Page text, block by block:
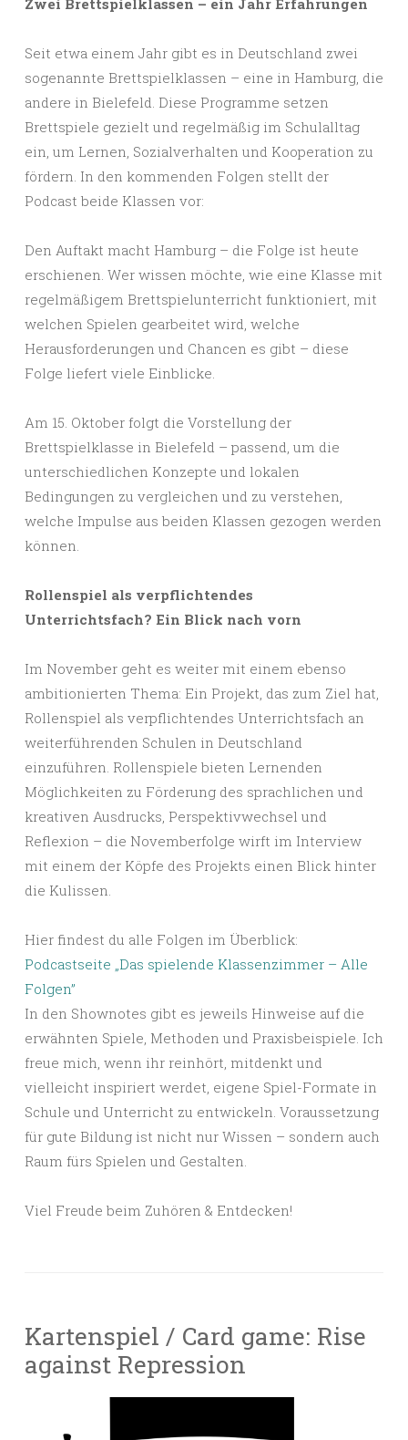
Zwei Brettspielklassen – ein Jahr Erfahrungen
Seit etwa einem Jahr gibt es in Deutschland zwei
sogenannte Brettspielklassen – eine in Hamburg, die
andere in Bielefeld. Diese Programme setzen
Brettspiele gezielt und regelmäßig im Schulalltag
ein, um Lernen, Sozialverhalten und Kooperation zu
fördern. In den kommenden Folgen stellt der
Podcast beide Klassen vor:
Den Auftakt macht Hamburg – die Folge ist heute
erschienen. Wer wissen möchte, wie eine Klasse mit
regelmäßigem Brettspielunterricht funktioniert, mit
welchen Spielen gearbeitet wird, welche
Herausforderungen und Chancen es gibt – diese
Folge liefert viele Einblicke.
Am 15. Oktober folgt die Vorstellung der
Brettspielklasse in Bielefeld – passend, um die
unterschiedlichen Konzepte und lokalen
Bedingungen zu vergleichen und zu verstehen,
welche Impulse aus beiden Klassen gezogen werden
können.
Rollenspiel als verpflichtendes
Unterrichtsfach? Ein Blick nach vorn
Im November geht es weiter mit einem ebenso
ambitionierten Thema: Ein Projekt, das zum Ziel hat,
Rollenspiel als verpflichtendes Unterrichtsfach an
weiterführenden Schulen in Deutschland
einzuführen. Rollenspiele bieten Lernenden
Möglichkeiten zu Förderung des sprachlichen und
kreativen Ausdrucks, Perspektivwechsel und
Reflexion – die Novemberfolge wirft im Interview
mit einem der Köpfe des Projekts einen Blick hinter
die Kulissen.
Hier findest du alle Folgen im Überblick:
Podcastseite „Das spielende Klassenzimmer – Alle
Folgen”
In den Shownotes gibt es jeweils Hinweise auf die
erwähnten Spiele, Methoden und Praxisbeispiele. Ich
freue mich, wenn ihr reinhört, mitdenkt und
vielleicht inspiriert werdet, eigene Spiel-Formate in
Schule und Unterricht zu entwickeln. Voraussetzung
für gute Bildung ist nicht nur Wissen – sondern auch
Raum fürs Spielen und Gestalten.
Viel Freude beim Zuhören & Entdecken!
Kartenspiel / Card game: Rise
against Repression